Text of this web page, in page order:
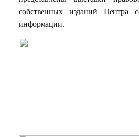
собственных изданий Центра
информации.